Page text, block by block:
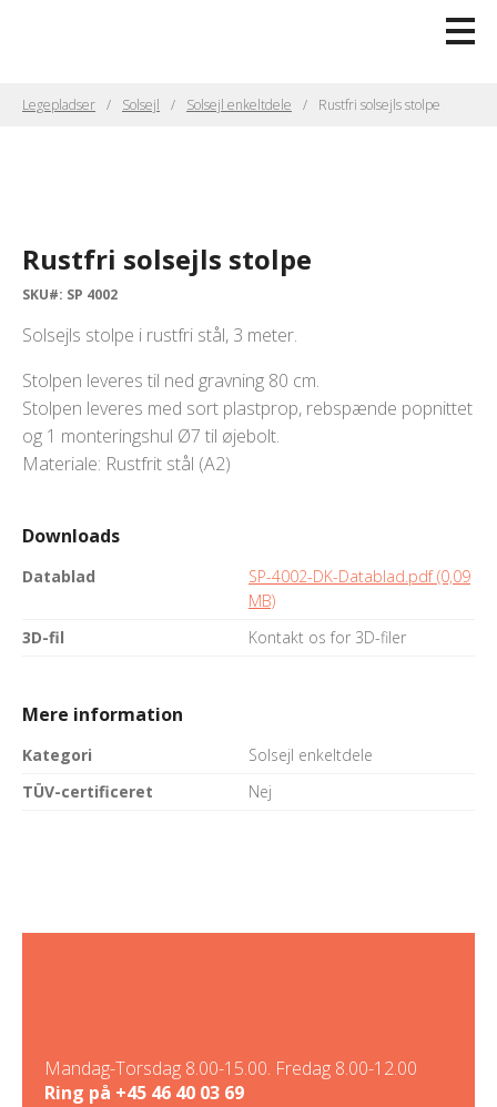
Legepladser Solsejl Solsejl enkeltdele Rustfri solsejls stolpe
Rustfri solsejls stolpe
SKU#: SP 4002
Solsejls stolpe i rustfri stål, 3 meter.
Stolpen leveres til ned gravning 80 cm.
Stolpen leveres med sort plastprop, rebspænde popnittet
og 1 monteringshul Ø7 til øjebolt.
Materiale: Rustfrit stål (A2)
Downloads
Datablad
SP-4002-DK-Datablad.pdf (0,09
MB)
3D-fil
Kontakt os for 3D-filer
Mere information
Kategori
Solsejl enkeltdele
TÜV-certificeret
Nej
Mandag-Torsdag 8.00-15.00. Fredag 8.00-12.00
Ring på +45 46 40 03 69